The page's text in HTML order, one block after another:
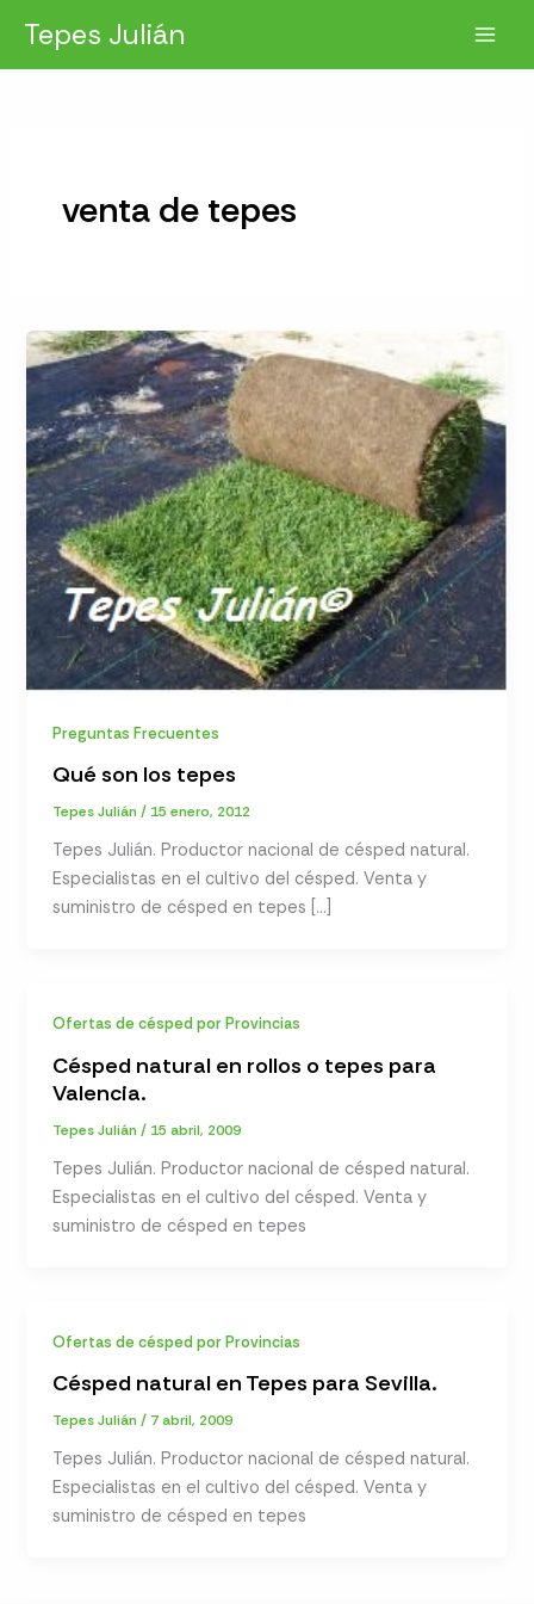
contenido
Tepes Julián
venta de tepes
Preguntas Frecuentes
Qué son los tepes
Tepes Julián/ 15 enero, 2012
Tepes Julián. Productor nacional de césped natural.
Especialistas en el cultivo del césped. Venta y
suministro de césped en tepes […]
Ofertas de césped por Provincias
Césped natural en rollos o tepes para
Valencia.
Tepes Julián/ 15 abril, 2009
Tepes Julián. Productor nacional de césped natural.
Especialistas en el cultivo del césped. Venta y
suministro de césped en tepes
Ofertas de césped por Provincias
Césped natural en Tepes para Sevilla.
Tepes Julián/ 7 abril, 2009
Tepes Julián. Productor nacional de césped natural.
Especialistas en el cultivo del césped. Venta y
suministro de césped en tepes